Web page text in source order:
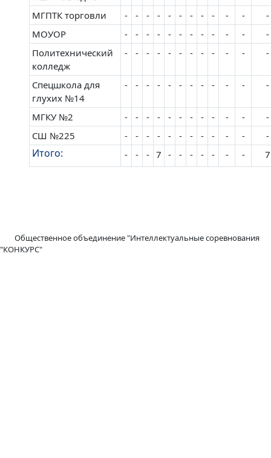
МГПТК торговли
- - - - - - - - - - -
-
МОУОР
- - - - - - - - - - -
-
Политехнический
колледж
- - - - - - - - - - - -
Спецшкола для
глухих №14
- - - - - - - - - - - -
МГКУ №2 - - - - - - - - - - -
-
СШ №225
- - - - - - - - - - - -
Итого: - - - 7 - - - - - - - 7
Общественное объединение "Интеллектуальные соревнования
"КОНКУРС"